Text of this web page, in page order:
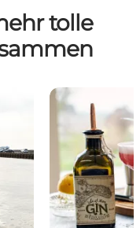
tolle
für Paare